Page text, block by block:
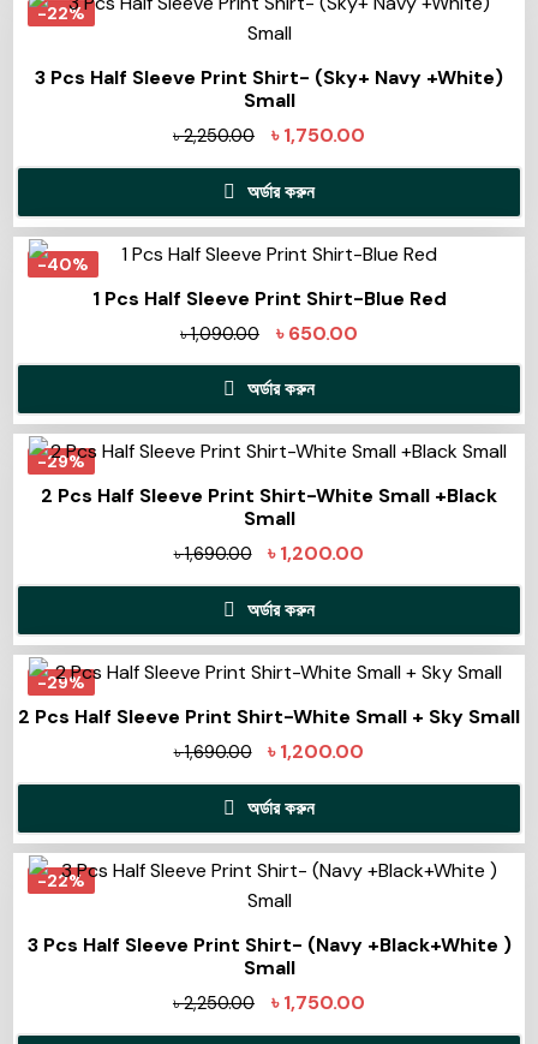
-22%
3 Pcs Half Sleeve Print Shirt- (Sky+ Navy +White)
Small
৳2,250.00 ৳1,750.00
অর্ডার করুন
-40%
1 Pcs Half Sleeve Print Shirt-Blue Red
৳1,090.00 ৳650.00
অর্ডার করুন
-29%
2 Pcs Half Sleeve Print Shirt-White Small +Black
Small
৳1,690.00 ৳1,200.00
অর্ডার করুন
-29%
2 Pcs Half Sleeve Print Shirt-White Small + Sky Small
৳1,690.00 ৳1,200.00
অর্ডার করুন
-22%
3 Pcs Half Sleeve Print Shirt- (Navy +Black+White )
Small
৳2,250.00 ৳1,750.00